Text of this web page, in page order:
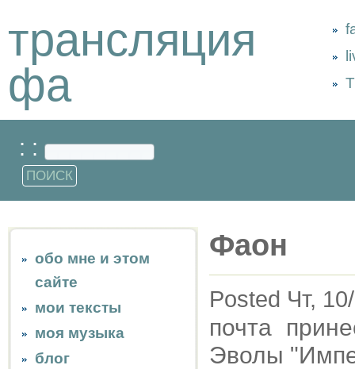
трансляция
фа
: :
обо мне и этом
сайте
мои тексты
моя музыка
блог
Фаон
Posted Чт,
почта
Эволы